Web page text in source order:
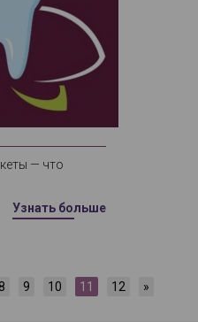
— что
Узнать больше
9 10 11 12 »